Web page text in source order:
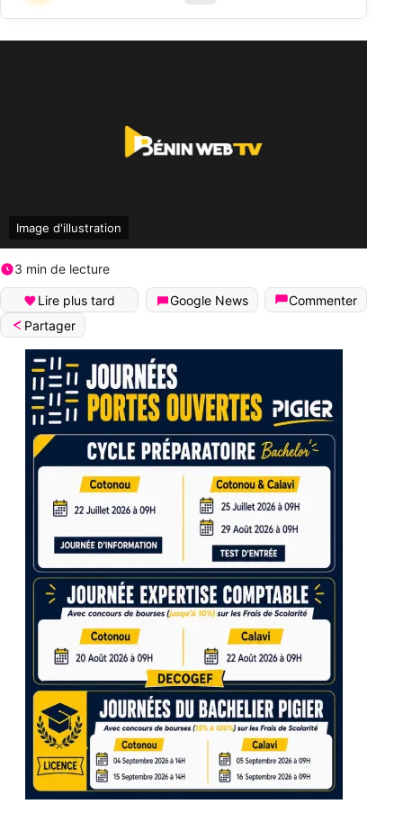
Image d'illustration
3 min de lecture
Lire plus tard Google News
Commenter
Partager